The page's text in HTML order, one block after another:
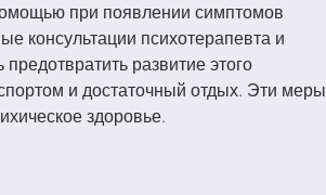
при появлении симптомов
консультации психотерапевта и
развитие этого
и достаточный отдых. Эти меры
здоровье.